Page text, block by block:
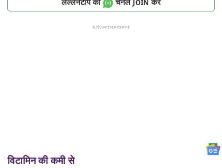
JOIN
Advertisement
विटामिन की कमी से